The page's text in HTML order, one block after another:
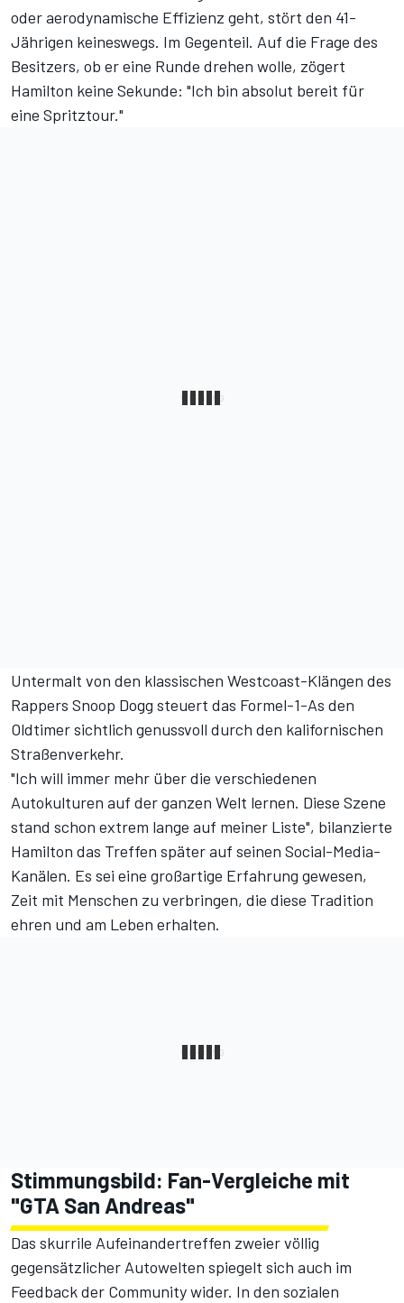
oder aerodynamische Effizienz geht, stört den 41-
Jährigen keineswegs. Im Gegenteil. Auf die Frage des
Besitzers, ob er eine Runde drehen wolle, zögert
Hamilton keine Sekunde: "Ich bin absolut bereit für
eine Spritztour."
Untermalt von den klassischen Westcoast-Klängen des
Rappers Snoop Dogg steuert das Formel-1-As den
Oldtimer sichtlich genussvoll durch den kalifornischen
Straßenverkehr.
"Ich will immer mehr über die verschiedenen
Autokulturen auf der ganzen Welt lernen. Diese Szene
stand schon extrem lange auf meiner Liste", bilanzierte
Hamilton das Treffen später auf seinen Social-Media-
Kanälen. Es sei eine großartige Erfahrung gewesen,
Zeit mit Menschen zu verbringen, die diese Tradition
ehren und am Leben erhalten.
Stimmungsbild: Fan-Vergleiche mit
"GTA San Andreas"
Das skurrile Aufeinandertreffen zweier völlig
gegensätzlicher Autowelten spiegelt sich auch im
Feedback der Community wider. In den sozialen